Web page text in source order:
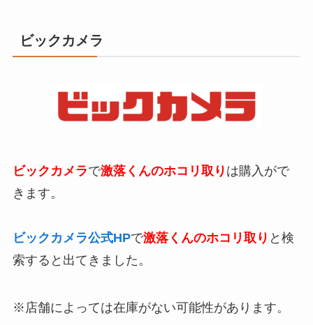
ビックカメラ
ビックカメラで激落くんのホコリ取り は購入がで
きます。
ビックカメラ公式HPで激落くんのホコリ取り と検
索すると出てきました。
※店舗によっては在庫がない可能性があります。